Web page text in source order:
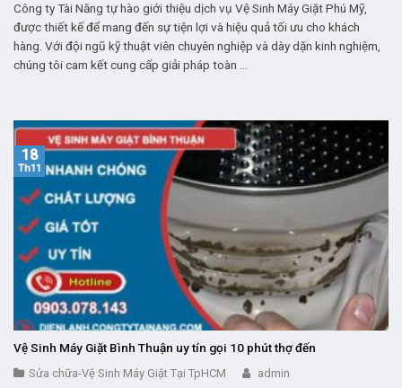
Công ty Tài Năng tự hào giới thiệu dịch vụ Vệ Sinh Máy Giặt Phú Mỹ,
được thiết kế để mang đến sự tiện lợi và hiệu quả tối ưu cho khách
hàng. Với đội ngũ kỹ thuật viên chuyên nghiệp và dày dặn kinh nghiệm,
chúng tôi cam kết cung cấp giải pháp toàn ...
Vệ Sinh Máy Giặt Bình Thuận uy tín gọi 10 phút thợ đến
Sửa chữa-Vệ Sinh Máy Giặt Tại TpHCM admin
18
Th11